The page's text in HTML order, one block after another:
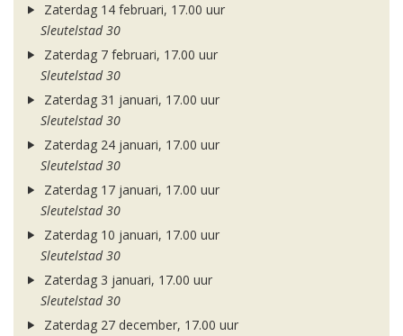
Zaterdag 14 februari, 17.00 uur
Sleutelstad 30
Zaterdag 7 februari, 17.00 uur
Sleutelstad 30
Zaterdag 31 januari, 17.00 uur
Sleutelstad 30
Zaterdag 24 januari, 17.00 uur
Sleutelstad 30
Zaterdag 17 januari, 17.00 uur
Sleutelstad 30
Zaterdag 10 januari, 17.00 uur
Sleutelstad 30
Zaterdag 3 januari, 17.00 uur
Sleutelstad 30
Zaterdag 27 december, 17.00 uur